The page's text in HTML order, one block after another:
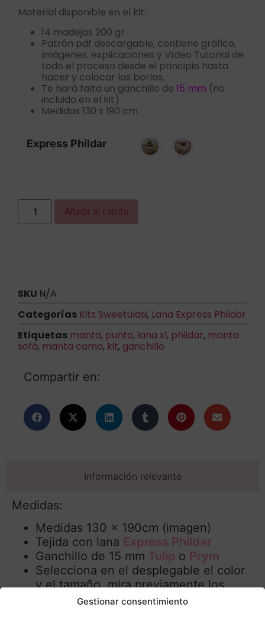
Gestionar consentimiento
Material disponible en el kit:
14 madejas 200 gr
Patrón pdf descargable, contiene gráfico,
imágenes, explicaciones y Vídeo Tutorial de
todo el proceso desde el principio hasta
hacer y colocar las borlas.
Te hará falta un ganchillo de 15 mm (no
incluido en el kit)
Medidas 130 x 190 cm.
Express Phildar
Añadir al carrito
SKU N/A
Categorías Kits Sweetulasi, Lana Express Phildar
Etiquetas manta, punto, lana xl, phildar, manta
sofá, manta cama, kit, ganchillo
Compartir en:
Información relevante
Medidas:
Medidas 130 x 190cm (imagen)
Tejida con lana Express Phildar
Ganchillo de 15 mm Tulip o Prym
Selecciona en el desplegable el color
y el tamaño, mira previamente los
colores que son muy adecuados para